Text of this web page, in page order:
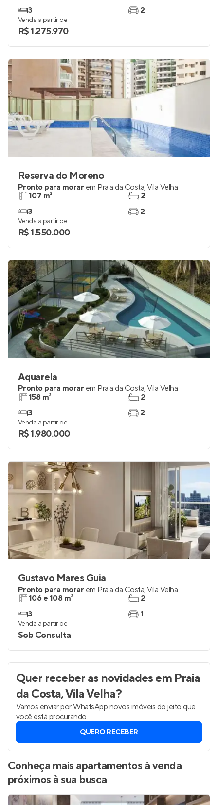
3
2
Venda a partir de
R$ 1.275.970
Reserva do Moreno
Pronto para morar em Praia da Costa,Vila Velha
107 m²
3
2
2
Venda a partir de
R$ 1.550.000
Aquarela
Pronto para morar em Praia da Costa,Vila Velha
158 m²
3
2
2
Venda a partir de
R$ 1.980.000
Gustavo Mares Guia
Pronto para morar em Praia da Costa,Vila Velha
106 e 108 m²
3
2
1
Venda a partir de
Sob Consulta
Quer receber as novidadesem Praia
da Costa, Vila Velha?
Vamos enviar por WhatsApp novos imóveis do jeito que
você está procurando.
QUERO RECEBER
Conheça mais apartamentos à venda
próximos à sua busca